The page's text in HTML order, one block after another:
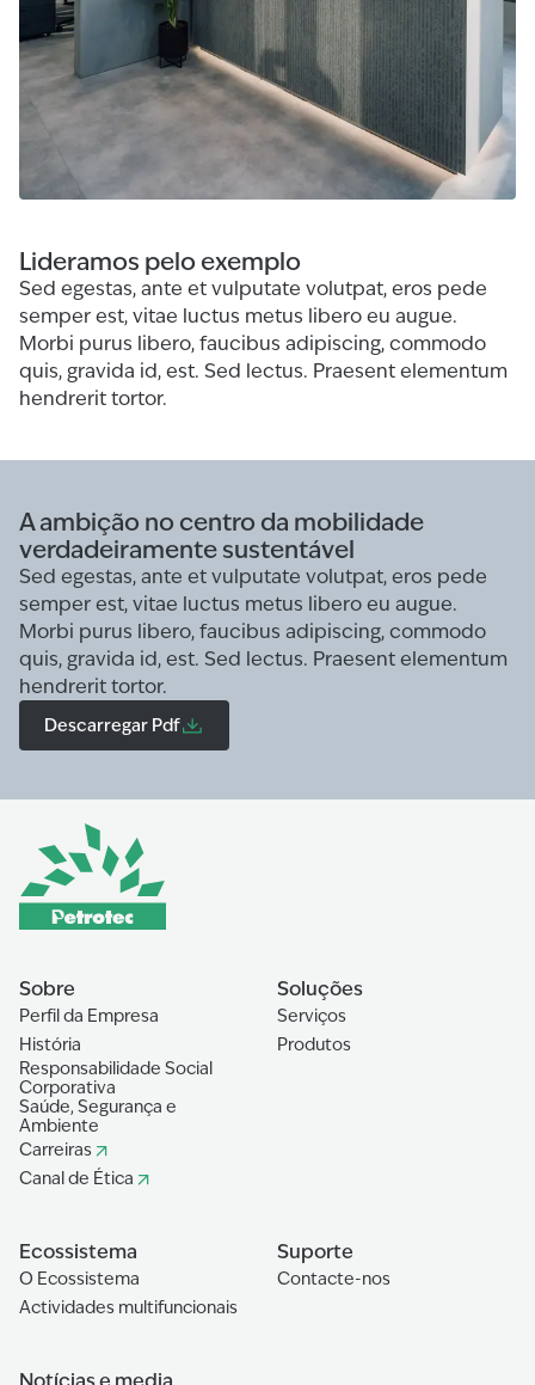
Lideramos pelo exemplo
Sed egestas, ante et vulputate volutpat, eros pede
semper est, vitae luctus metus libero eu augue.
Morbi purus libero, faucibus adipiscing, commodo
quis, gravida id, est. Sed lectus. Praesent elementum
hendrerit tortor.
A ambição no centro da mobilidade
verdadeiramente sustentável
Sed egestas, ante et vulputate volutpat, eros pede
semper est, vitae luctus metus libero eu augue.
Morbi purus libero, faucibus adipiscing, commodo
quis, gravida id, est. Sed lectus. Praesent elementum
hendrerit tortor.
Descarregar Pdf
Sobre
Perfil da Empresa
História
Responsabilidade Social
Corporativa
Saúde, Segurança e
Ambiente
Carreiras
Canal de Ética
Soluções
Serviços
Produtos
Ecossistema
O Ecossistema
Actividades multifuncionais
Suporte
Contacte-nos